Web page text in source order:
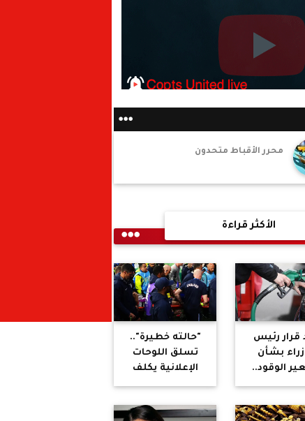
محرر الأقباط متحدون
الأكثر قراءة
قرار رئيس
بشأن
الوقود..
البنزين
"حالته خطيرة"..
تسلق اللوحات
الإعلانية يكلف
هندرسون نهاية
العالم